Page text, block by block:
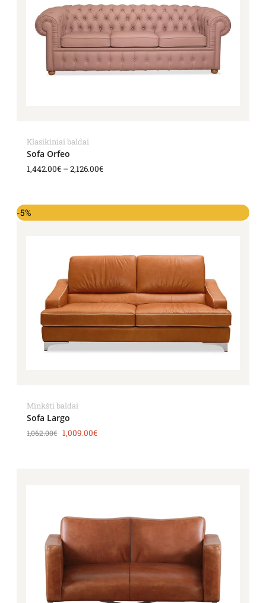
Klasikiniai baldai
Sofa Orfeo
1,442.00€ –2,126.00€
-5%
Minkšti baldai
Sofa Largo
1,062.00€ 1,009.00€